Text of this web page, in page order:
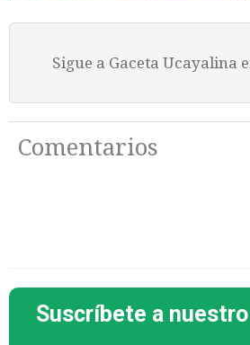
Sigue a Gaceta Ucayalina
Comentarios
Suscríbete a